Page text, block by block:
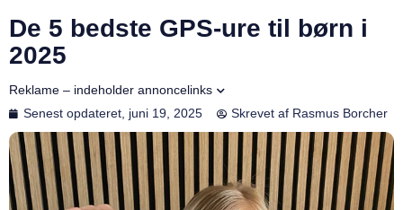
De 5 bedste GPS-ure til børn i
2025
Senest opdateret, juni 19, 2025 Skrevet af Rasmus Borcher
Reklame – indeholder annoncelinks